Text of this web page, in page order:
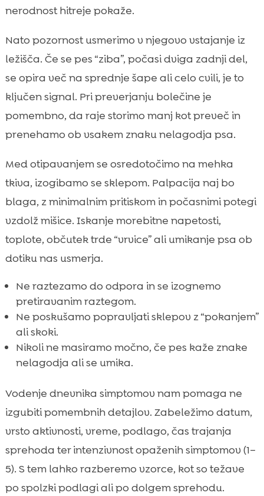
nerodnost hitreje pokaže.
Nato pozornost usmerimo v njegovo vstajanje iz
ležišča. Če se pes “ziba”, počasi dviga zadnji del,
se opira več na sprednje šape ali celo cvili, je to
ključen signal. Pri preverjanju bolečine je
pomembno, da raje storimo manj kot preveč in
prenehamo ob vsakem znaku nelagodja psa.
Med otipavanjem se osredotočimo na mehka
tkiva, izogibamo se sklepom. Palpacija naj bo
blaga, z minimalnim pritiskom in počasnimi potegi
vzdolž mišice. Iskanje morebitne napetosti,
toplote, občutek trde “vrvice” ali umikanje psa ob
dotiku nas usmerja.
Ne raztezamo do odpora in se izognemo
pretiravanim raztegom.
Ne poskušamo popravljati sklepov z “pokanjem”
ali skoki.
Nikoli ne masiramo močno, če pes kaže znake
nelagodja ali se umika.
Vodenje dnevnika simptomov nam pomaga ne
izgubiti pomembnih detajlov. Zabeležimo datum,
vrsto aktivnosti, vreme, podlago, čas trajanja
sprehoda ter intenzivnost opaženih simptomov (1–
5). S tem lahko razberemo vzorce, kot so težave
po spolzki podlagi ali po dolgem sprehodu.